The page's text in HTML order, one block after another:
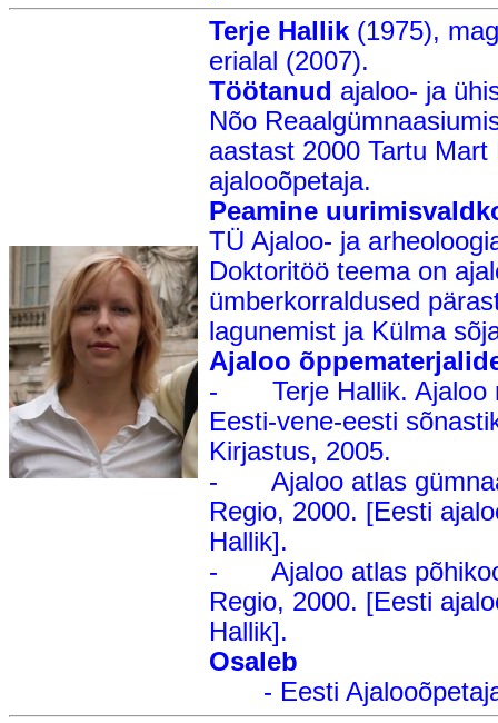
Terje Hallik (1975),
erialal (2007).
Töötanud ajaloo- ja
Nõo
aastast 2000 Tartu
ajalooõpetaja.
Peamine
TÜ Ajaloo- ja
Doktoritöö teema on
ümberkorraldused
lagunemist ja Külma
Ajaloo
- Terje Hallik. Ajaloo
Eesti-vene-eesti
Kirjastus, 2005.
- Ajaloo atlas
Regio, 2000. [Eesti
Hallik].
- Ajaloo atlas
Regio, 2000. [Eesti
Hallik].
Osaleb
- Eesti